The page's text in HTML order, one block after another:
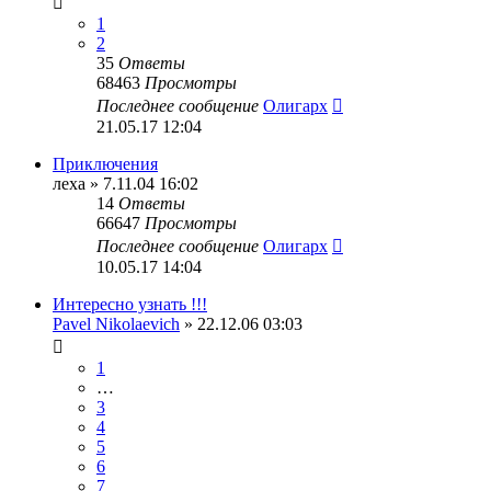
1
2
35 Ответы
68463 Просмотры
Последнее сообщение Олигарх
21.05.17 12:04
Приключения
леха » 7.11.04 16:02
14 Ответы
66647 Просмотры
Последнее сообщение Олигарх
10.05.17 14:04
Интересно узнать !!!
Pavel Nikolaevich » 22.12.06 03:03
1
…
3
4
5
6
7